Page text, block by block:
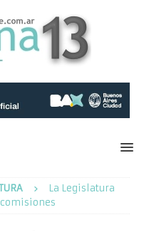
La Legislatura